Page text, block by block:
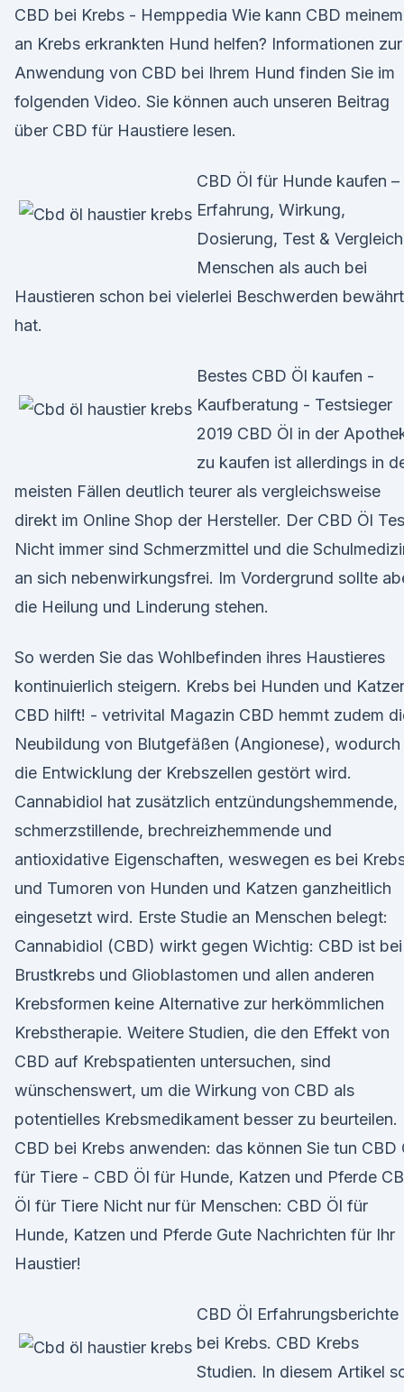
CBD bei Krebs - Hemppedia Wie kann CBD meinem
an Krebs erkrankten Hund helfen? Informationen zur
Anwendung von CBD bei Ihrem Hund finden Sie im
folgenden Video. Sie können auch unseren Beitrag
über CBD für Haustiere lesen.
CBD Öl für Hunde kaufen –
Erfahrung, Wirkung,
Dosierung, Test & Vergleich
Menschen als auch bei
Haustieren schon bei vielerlei Beschwerden bewährt
hat.
Bestes CBD Öl kaufen -
Kaufberatung - Testsieger
2019 CBD Öl in der
zu kaufen ist allerdings in
meisten Fällen deutlich teurer als vergleichsweise
direkt im Online Shop der Hersteller. Der CBD Öl
Nicht immer sind Schmerzmittel und die
an sich nebenwirkungsfrei. Im Vordergrund sollte
die Heilung und Linderung stehen.
So werden Sie das Wohlbefinden ihres Haustieres
kontinuierlich steigern. Krebs bei Hunden und
CBD hilft! - vetrivital Magazin CBD hemmt zudem
Neubildung von Blutgefäßen (Angionese), wodurch
die Entwicklung der Krebszellen gestört wird.
Cannabidiol hat zusätzlich entzündungshemmende,
schmerzstillende, brechreizhemmende und
antioxidative Eigenschaften, weswegen es bei
und Tumoren von Hunden und Katzen ganzheitlich
eingesetzt wird. Erste Studie an Menschen belegt:
Cannabidiol (CBD) wirkt gegen Wichtig: CBD ist bei
Brustkrebs und Glioblastomen und allen anderen
Krebsformen keine Alternative zur herkömmlichen
Krebstherapie. Weitere Studien, die den Effekt von
CBD auf Krebspatienten untersuchen, sind
wünschenswert, um die Wirkung von CBD als
potentielles Krebsmedikament besser zu beurteilen.
CBD bei Krebs anwenden: das können Sie tun CBD
für Tiere - CBD Öl für Hunde, Katzen und Pferde
Öl für Tiere Nicht nur für Menschen: CBD Öl für
Hunde, Katzen und Pferde Gute Nachrichten für Ihr
Haustier!
CBD Öl Erfahrungsberichte
bei Krebs. CBD Krebs
Studien. In diesem Artikel